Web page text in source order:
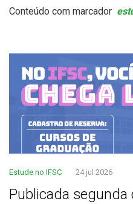
Conteúdo com marcador
Estude no IFSC 24 jul 2026
Publicada segunda